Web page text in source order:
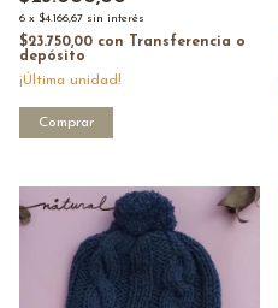
6 x $4.166,67 sin interés
$23.750,00 con
Transferencia o
depósito
¡Última unidad!